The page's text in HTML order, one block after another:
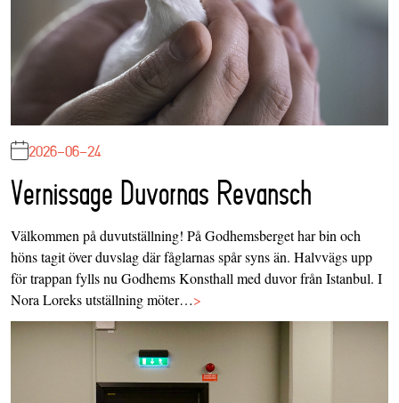
2026-06-24
Vernissage Duvornas Revansch
Välkommen på duvutställning! På Godhemsberget har bin och
höns tagit över duvslag där fåglarnas spår syns än. Halvvägs upp
för trappan fylls nu Godhems Konsthall med duvor från Istanbul. I
Nora Loreks utställning möter…>